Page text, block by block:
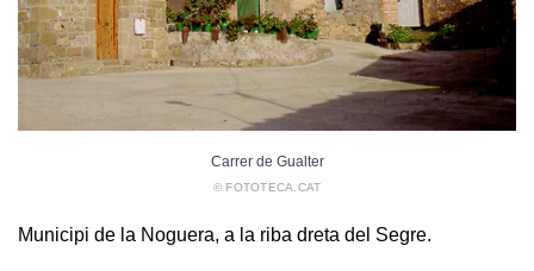
Carrer de Gualter
© FOTOTECA.CAT
Municipi de la Noguera, a la riba dreta del Segre.